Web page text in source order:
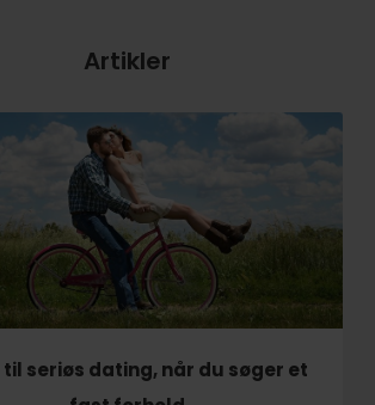
Artikler
til seriøs dating, når du søger et